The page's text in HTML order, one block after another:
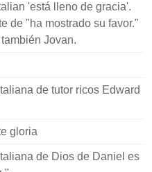
'está lleno de gracia'.
de "ha mostrado su favor."
Jovan.
de tutor ricos Edward
gloria
de Dios de Daniel es